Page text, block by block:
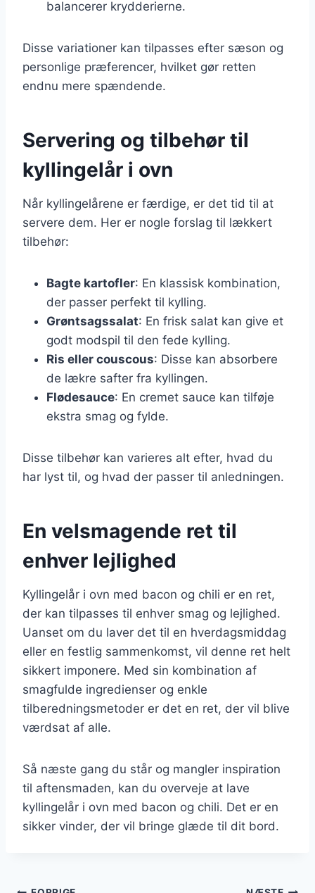
balancerer krydderierne.
Disse variationer kan tilpasses efter sæson og
personlige præferencer, hvilket gør retten
endnu mere spændende.
Servering og tilbehør til
kyllingelår i ovn
Når kyllingelårene er færdige, er det tid til at
servere dem. Her er nogle forslag til lækkert
tilbehør:
Bagte kartofler: En klassisk kombination,
der passer perfekt til kylling.
Grøntsagssalat: En frisk salat kan give et
godt modspil til den fede kylling.
Ris eller couscous: Disse kan absorbere
de lækre safter fra kyllingen.
Flødesauce: En cremet sauce kan tilføje
ekstra smag og fylde.
Disse tilbehør kan varieres alt efter, hvad du
har lyst til, og hvad der passer til anledningen.
En velsmagende ret til
enhver lejlighed
Kyllingelår i ovn med bacon og chili er en ret,
der kan tilpasses til enhver smag og lejlighed.
Uanset om du laver det til en hverdagsmiddag
eller en festlig sammenkomst, vil denne ret helt
sikkert imponere. Med sin kombination af
smagfulde ingredienser og enkle
tilberedningsmetoder er det en ret, der vil blive
værdsat af alle.
Så næste gang du står og mangler inspiration
til aftensmaden, kan du overveje at lave
kyllingelår i ovn med bacon og chili. Det er en
sikker vinder, der vil bringe glæde til dit bord.